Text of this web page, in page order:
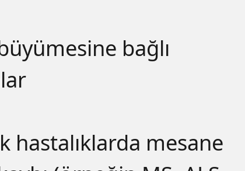
bağlı
hastalıklarda mesane